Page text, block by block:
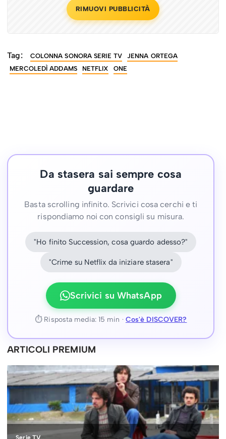
RIMUOVI PUBBLICITÀ
Tag: COLONNA SONORA SERIE TV
JENNA ORTEGA
MERCOLEDÌ ADDAMS
NETFLIX ONE
Da stasera sai sempre cosa
guardare
Basta scrolling infinito. Scrivici cosa cerchi e ti
rispondiamo noi con consigli su misura.
"Ho finito Succession, cosa guardo adesso?"
"Crime su Netflix da iniziare stasera"
Scrivici su WhatsApp
⏱ Risposta media: 15 min · Cos'è DISCOVER?
ARTICOLI PREMIUM